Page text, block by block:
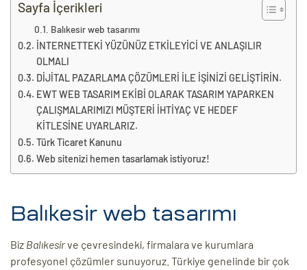
Sayfa İçerikleri
Balıkesir web tasarımı
İNTERNETTEKİ YÜZÜNÜZ ETKİLEYİCİ VE ANLAŞILIR
OLMALI
DİJİTAL PAZARLAMA ÇÖZÜMLERİ İLE İŞİNİZİ GELİŞTİRİN.
EWT WEB TASARIM EKİBİ OLARAK TASARIM YAPARKEN
ÇALIŞMALARIMIZI MÜŞTERİ İHTİYAÇ VE HEDEF
KİTLESİNE UYARLARIZ.
Türk Ticaret Kanunu
Web sitenizi hemen tasarlamak istiyoruz!
Balıkesir web tasarımı
Biz Balıkesirve çevresindeki, firmalara ve kurumlara
profesyonel çözümler sunuyoruz. Türkiye genelinde bir çok